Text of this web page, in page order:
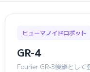
ヒューマノイドロボット
GR-4
Fourier GR-3後継として